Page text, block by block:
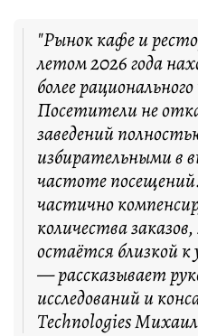
"Рынок кафе и
летом 2026 года
более
Посетители не
заведений
избирательными в
частоте
частично
количества
остаётся близкой к
— рассказывает
исследований и
Technologies